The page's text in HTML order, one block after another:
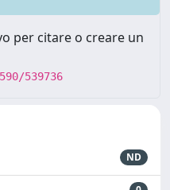
per citare o creare un
539736
ND